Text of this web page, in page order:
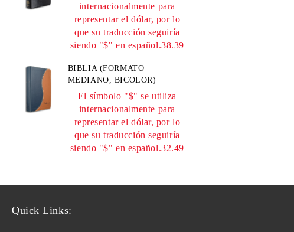
internacionalmente para
representar el dólar, por lo
que su traducción seguiría
siendo "$" en español.38.39
BIBLIA (FORMATO
MEDIANO, BICOLOR)
El símbolo "$" se utiliza
internacionalmente para
representar el dólar, por lo
que su traducción seguiría
siendo "$" en español.32.49
Quick Links: